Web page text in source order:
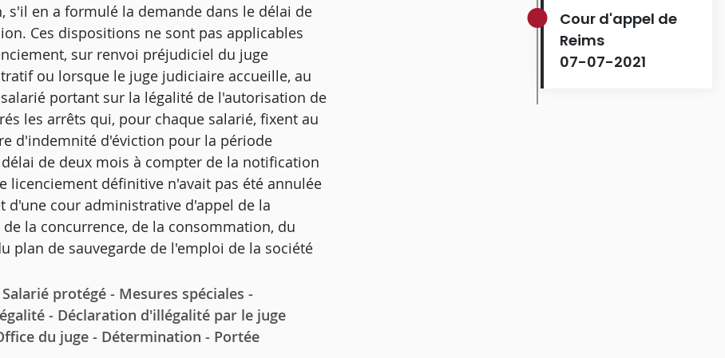
s'il en a formulé la demande dans le délai de
Ces dispositions ne sont pas applicables
sur renvoi préjudiciel du juge
ou lorsque le juge judiciaire accueille, au
portant sur la légalité de l'autorisation de
les arrêts qui, pour chaque salarié, fixent au
d'indemnité d'éviction pour la période
de deux mois à compter de la notification
définitive n'avait pas été annulée
d'une cour administrative d'appel de la
la concurrence, de la consommation, du
plan de sauvegarde de l'emploi de la société
Salarié protégé - Mesures spéciales -
- Déclaration d'illégalité par le juge
du juge - Détermination - Portée
Cour d'appel de
Reims
07-07-2021